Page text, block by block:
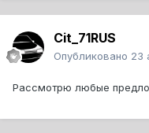
Cit_71RUS
Опубликовано 23
Рассмотрю любые